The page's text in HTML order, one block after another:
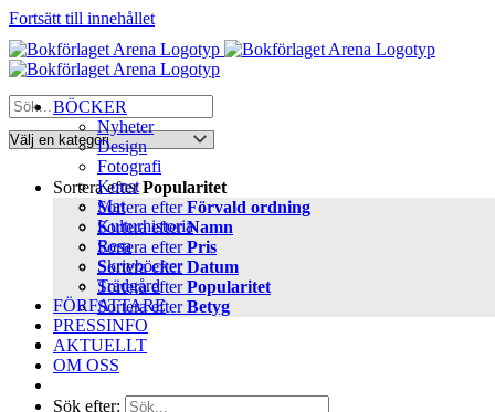
Fortsätt till innehållet
BÖCKER
Nyheter
Design
Fotografi
Konst
Mat
Kulturhistoria
Resa
Skrivböcker
Trädgård
FÖRFATTARE
PRESSINFO
AKTUELLT
OM OSS
Sök efter:
Sortera efterPopularitet
Sortera efterFörvald ordning
Sortera efterNamn
Sortera efterPris
Sortera efterDatum
Sortera efterPopularitet
Sortera efterBetyg